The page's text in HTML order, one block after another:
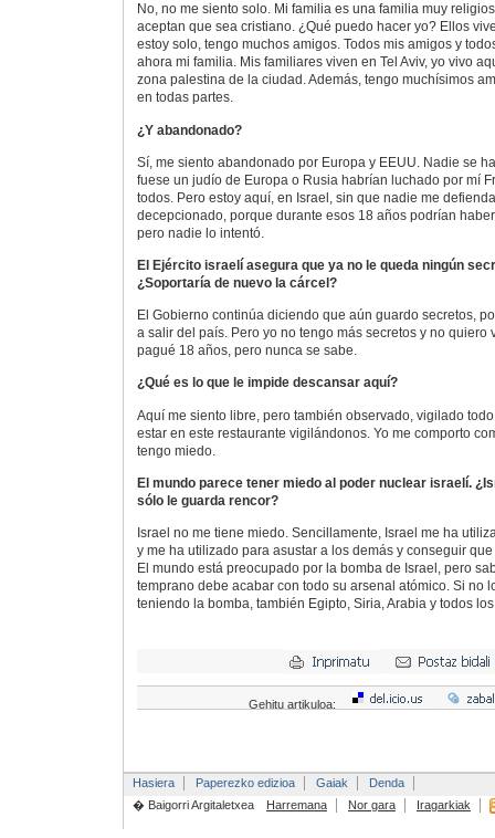
No, no me siento solo. Mi familia es una familia muy
aceptan que sea cristiano. ¿Qué puedo hacer yo? Ellos
estoy solo, tengo muchos amigos. Todos mis amigos y
ahora mi familia. Mis familiares viven en Tel Aviv, yo vivo
zona palestina de la ciudad. Además, tengo muchísimos
en todas partes.
¿Y abandonado?
Sí, me siento abandonado por Europa y EEUU. Nadie se
fuese un judío de Europa o Rusia habrían luchado por mí
todos. Pero estoy aquí, en Israel, sin que nadie me
decepcionado, porque durante esos 18 años podrían
pero nadie lo intentó.
El Ejército israelí asegura que ya no le queda ningún
¿Soportaría de nuevo la cárcel?
El Gobierno continúa diciendo que aún guardo secretos,
a salir del país. Pero yo no tengo más secretos y no quiero
pagué 18 años, pero nunca se sabe.
¿Qué es lo que le impide descansar aquí?
Aquí me siento libre, pero también observado, vigilado
estar en este restaurante vigilándonos. Yo me comporto
tengo miedo.
El mundo parece tener miedo al poder nuclear israelí.
sólo le guarda rencor?
Israel no me tiene miedo. Sencillamente, Israel me ha
y me ha utilizado para asustar a los demás y conseguir
El mundo está preocupado por la bomba de Israel, pero
temprano debe acabar con todo su arsenal atómico. Si no
teniendo la bomba, también Egipto, Siria, Arabia y todos
Gehitu artikuloa:
Hasiera Paperezko edizioa Gaiak
Denda
� Baigorri Argitaletxea
Harremana Nor gara Iragarkiak